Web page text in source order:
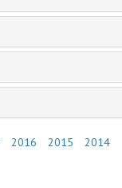
2016 2015 2014